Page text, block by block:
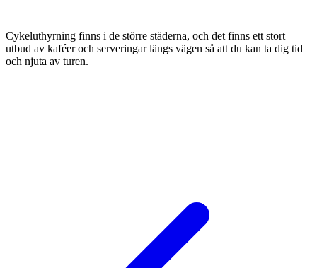
Cykeluthyrning finns i de större städerna, och det finns ett stort
utbud av kaféer och serveringar längs vägen så att du kan ta dig tid
och njuta av turen.